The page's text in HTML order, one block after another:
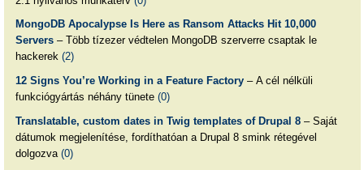
MongoDB Apocalypse Is Here as Ransom Attacks Hit 10,000
Servers– Több tízezer védtelen MongoDB szerverre csaptak le
hackerek (2)
12 Signs You’re Working in a Feature Factory– A cél nélküli
funkciógyártás néhány tünete (0)
Translatable, custom dates in Twig templates of Drupal 8– Saját
dátumok megjelenítése, fordíthatóan a Drupal 8 smink rétegével
dolgozva (0)